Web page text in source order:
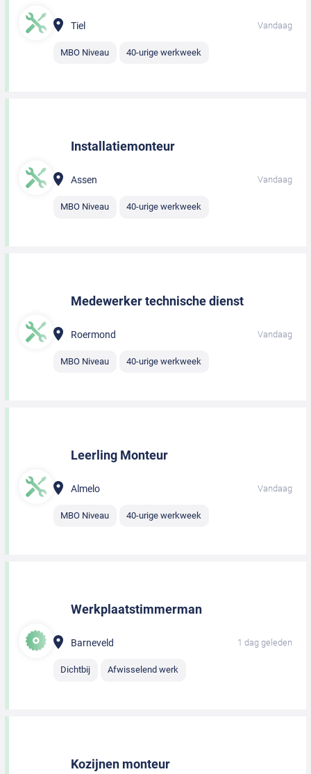
Tiel Vandaag
MBO Niveau 40-urige werkweek
Installatiemonteur
Assen Vandaag
MBO Niveau 40-urige werkweek
Medewerker technische dienst
Roermond Vandaag
MBO Niveau 40-urige werkweek
Leerling Monteur
Almelo Vandaag
MBO Niveau 40-urige werkweek
Werkplaatstimmerman
Barneveld 1 dag geleden
Dichtbij Afwisselend werk
Kozijnen monteur